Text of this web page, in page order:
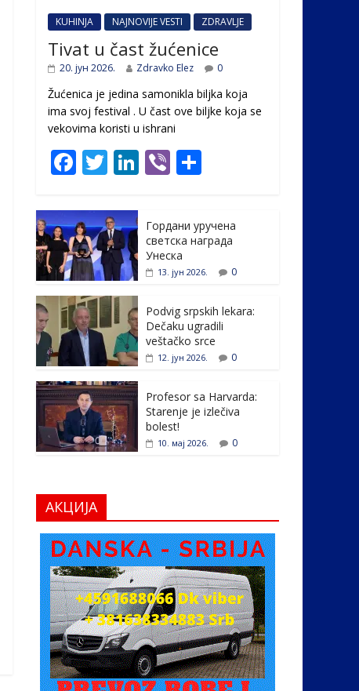
KUHINJA NAJNOVIJE VESTI ZDRAVLJE
Tivat u čast žućenice
20. јун 2026. Zdravko Elez 0
Žućenica je jedina samonikla biljka koja
ima svoj festival . U čast ovе biljke koja se
vekovima koristi u ishrani
F
e
b
o
o
k
T
itt
er
Li
e
dI
n
Vi
e
Гордани уручена
светска награда
Унеска
13. јун 2026. 0
Podvig srpskih lekara:
Dečaku ugradili
veštačko srce
12. јун 2026. 0
Profesor sa Harvarda:
Starenje je izlečiva
bolest!
10. мај 2026. 0
АКЦИЈА